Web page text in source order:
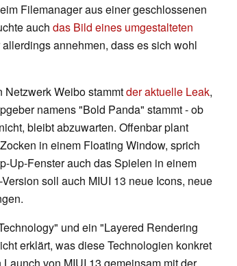
Filemanager aus einer geschlossenen
auch das Bild eines umgestalteten
annehmen, dass es sich wohl
Weibo stammtder aktuelle Leak,
namens "Bold Panda" stammt - ob
bleibt abzuwarten. Offenbar plant
in einem Floating Window, sprich
Up-Fenster auch das Spielen in einem
soll auch MIUI 13 neue Icons, neue
und ein "Layered Rendering
erklärt, was diese Technologien konkret